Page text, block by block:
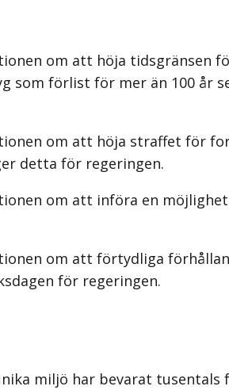
om att höja
som förlist för mer än 100 år
om att höja straffet för
detta för regeringen.
om att införa en
om att förtydliga
för regeringen.
miljö har bevarat